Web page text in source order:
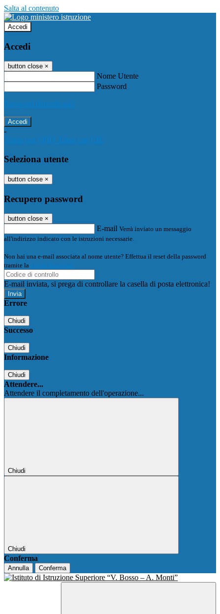
Salta al contenuto
Accedi
Accedi
button close ×
Nome Utente
Password
Password dimenticata?
-
Entra con SPID
Entra con CIE
Seleziona utente
button close ×
Recupero password
button close ×
E-mail Verrà inviato un messaggio
all'indirizzo indicato con le istruzioni necessarie.
Non hai una e-mail associata al nome utente? Effettua il reset della password
tramite la Login Spaggiari
E-mail inviata, si prega di controllare la casella di posta elettronica!
Errore
Chiudi
Successo
Chiudi
Informazione
Chiudi
Attendere...
Attendere il completamento dell'operazione...
Chiudi
Chiudi
Conferma
Annulla Conferma